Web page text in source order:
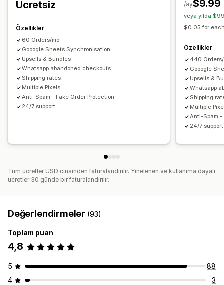
Dönüşüm ve yukarı satış
Çapraz satış
İndirimler
Tek tıkla sipariş
Tek tıkla yukarı satışlar
Satın alım sonrası yukarı satışlar
Piksel takibi
Sepet kurtarma
Ücretsiz
Özellikler
60 Orders/mo
Gooogle Sheets Synchronisation
Upsells & Bundles
Whatsapp abandoned checkouts
Shipping rates
Multiple Pixels
Anti-Spam - Fake Order Protection
24/7 support
$9.99
/ay
veya yılda
$0.05 for
Özellikler
440
Gooogle
Upsells &
Whatsapp
Shipping
Multiple
Anti-Spam -
24/7 support
Tüm ücretler USD cinsinden faturalandırılır. Yinelenen ve kullanıma dayalı
ücretler 30 günde bir faturalandırılır.
Değerlendirmeler (93)
Toplam puan
4,8
5
88
4
3